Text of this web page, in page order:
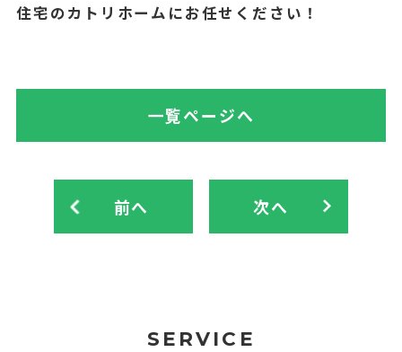
住宅のカトリホームにお任せください！
前へ
一覧ページへ
次へ
SERVICE